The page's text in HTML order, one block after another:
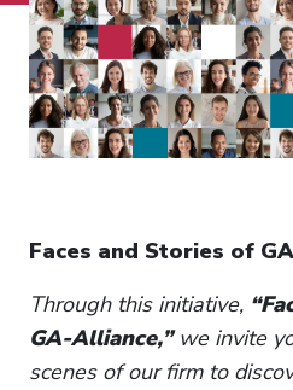
Faces and Stories of
Through this initiative,
GA-Alliance,”we invite
scenes of our firm to